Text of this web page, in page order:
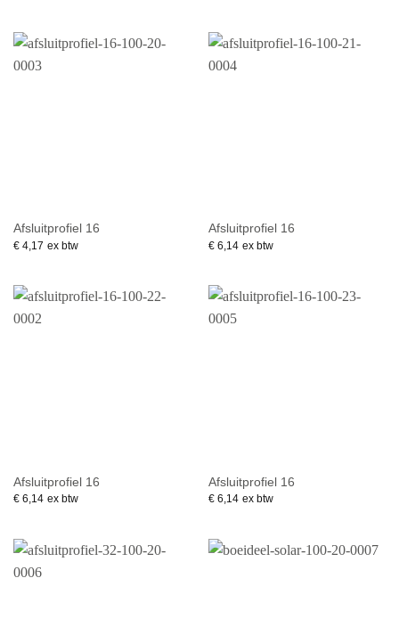
Afsluitprofiel 16
€4,17 ex btw
Afsluitprofiel 16
€6,14 ex btw
Afsluitprofiel 16
€6,14 ex btw
Afsluitprofiel 16
€6,14 ex btw